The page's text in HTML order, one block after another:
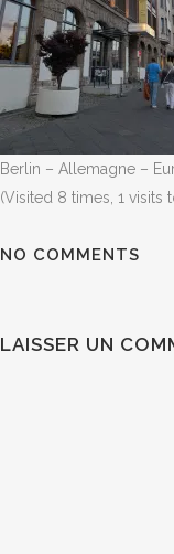
Berlin – Allemagne –
(Visited 8 times, 1 visits
NO COMMENTS
LAISSER UN